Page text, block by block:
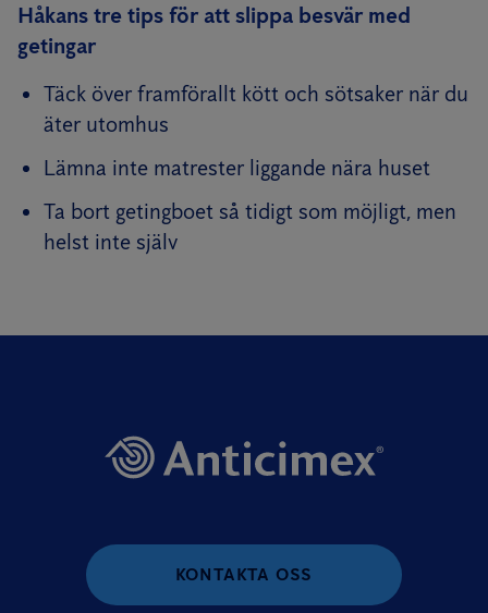
Håkans tre tips för att slippa besvär med
getingar
Täck över framförallt kött och sötsaker när du
äter utomhus
Lämna inte matrester liggande nära huset
Ta bort getingboet så tidigt som möjligt, men
helst inte själv
KONTAKTA OSS